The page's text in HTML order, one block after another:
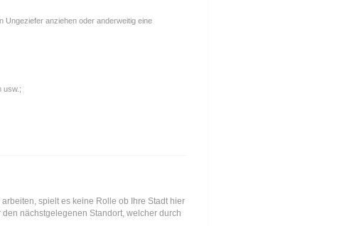
Ungeziefer anziehen oder anderweitig eine
usw.;
spielt es keine Rolle ob Ihre Stadt hier
nächstgelegenen Standort, welcher durch